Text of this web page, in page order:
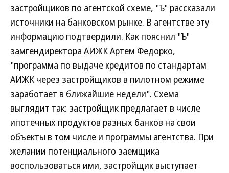
застройщиков по агентской схеме, "Ъ" рассказали
источники на банковском рынке. В агентстве эту
информацию подтвердили. Как пояснил "Ъ"
замгендиректора АИЖК Артем Федорко,
"программа по выдаче кредитов по стандартам
АИЖК через застройщиков в пилотном режиме
заработает в ближайшие недели". Схема
выглядит так: застройщик предлагает в числе
ипотечных продуктов разных банков на свои
объекты в том числе и программы агентства. При
желании потенциального заемщика
воспользоваться ими, застройщик выступает